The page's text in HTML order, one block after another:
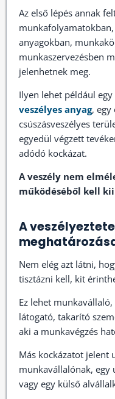
Az első lépés annak
anyagokban,
munkaszervezésben
jelenhetnek meg.
Ilyen lehet például
veszélyes anyag, egy
csúszásveszélyes
egyedül végzett
adódó kockázat.
A veszély nem
működéséből kell
A
Nem elég azt látni,
tisztázni kell, kit
Ez lehet
látogató, takarító
aki a munkavégzés
Más kockázatot jelent
munkavállalónak, egy
vagy egy külső